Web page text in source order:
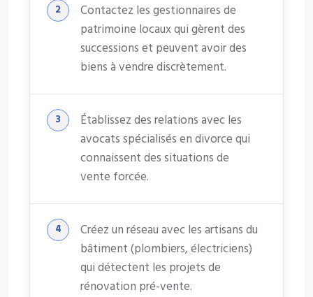
Contactez les gestionnaires de
patrimoine locaux qui gèrent des
successions et peuvent avoir des
biens à vendre discrètement.
Établissez des relations avec les
avocats spécialisés en divorce qui
connaissent des situations de
vente forcée.
Créez un réseau avec les artisans du
bâtiment (plombiers, électriciens)
qui détectent les projets de
rénovation pré-vente.